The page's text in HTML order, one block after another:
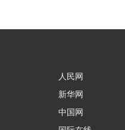
人民网
新华网
中国网